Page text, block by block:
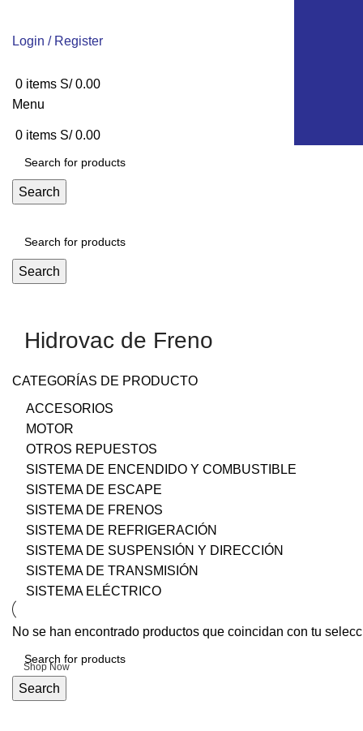
Login / Register
0 items S/0.00
Menu
0 items S/0.00
Search
Search
Hidrovac de Freno
CATEGORÍAS DE PRODUCTO
ACCESORIOS
MOTOR
OTROS REPUESTOS
SISTEMA DE ENCENDIDO Y COMBUSTIBLE
SISTEMA DE ESCAPE
SISTEMA DE FRENOS
SISTEMA DE REFRIGERACIÓN
SISTEMA DE SUSPENSIÓN Y DIRECCIÓN
SISTEMA DE TRANSMISIÓN
SISTEMA ELÉCTRICO
Upholstered chair
Shop Now
No se han encontrado productos que coincidan con tu
Search